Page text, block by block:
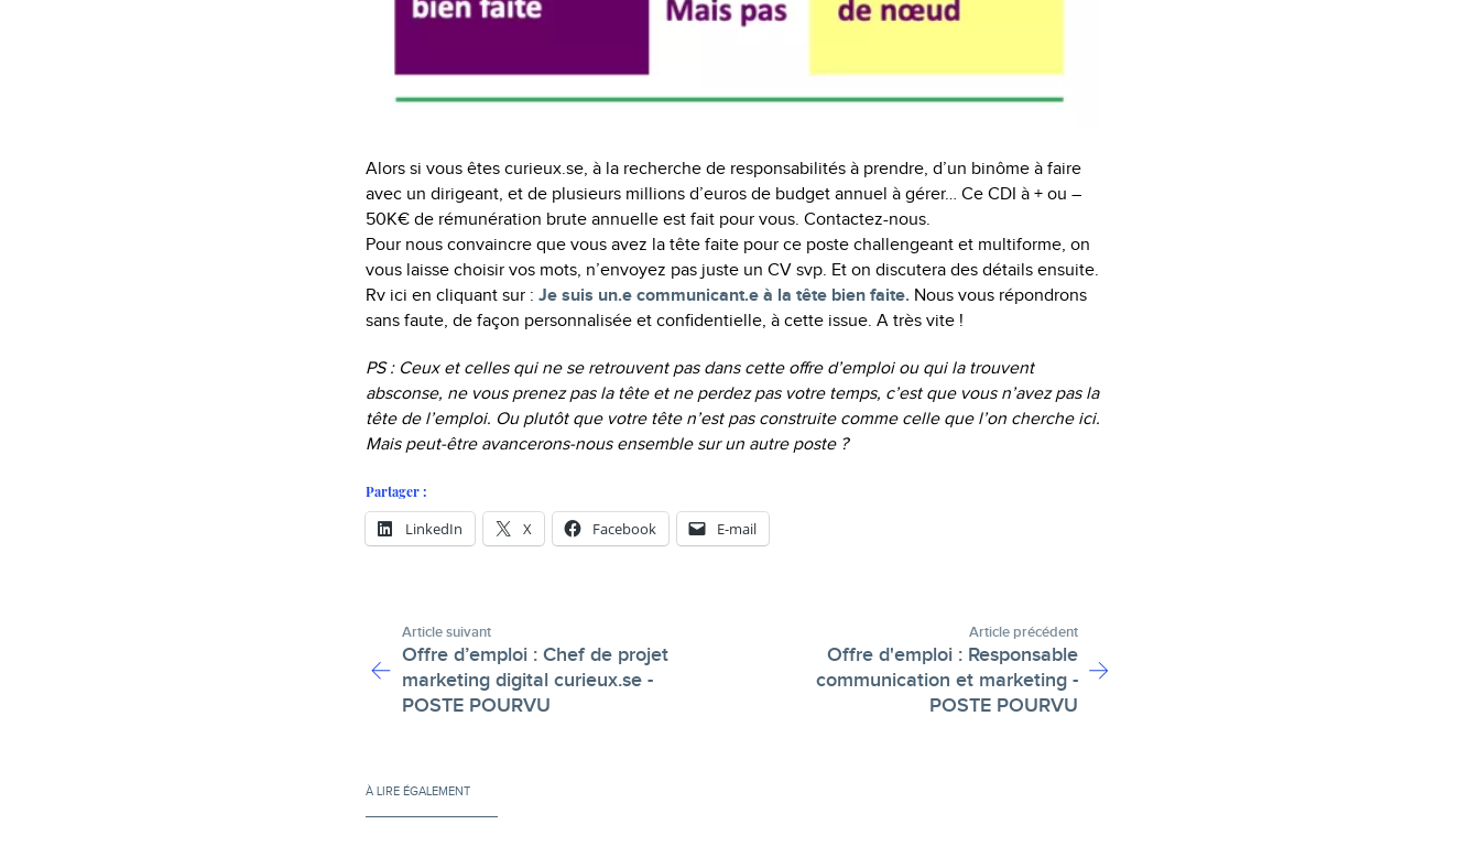
Alors si vous êtes curieux.se, à la recherche de responsabilités à prendre, d’un binôme à faire
avec un dirigeant, et de plusieurs millions d’euros de budget annuel à gérer… Ce CDI à + ou –
50K€ de rémunération brute annuelle est fait pour vous. Contactez-nous.
Pour nous convaincre que vous avez la tête faite pour ce poste challengeant et multiforme, on
vous laisse choisir vos mots, n’envoyez pas juste un CV svp. Et on discutera des détails ensuite.
Rv ici en cliquant sur : Je suis un.e communicant.e à la tête bien faite. Nous vous répondrons
sans faute, de façon personnalisée et confidentielle, à cette issue. A très vite !
PS : Ceux et celles qui ne se retrouvent pas dans cette offre d’emploi ou qui la trouvent
absconse, ne vous prenez pas la tête et ne perdez pas votre temps, c’est que vous n’avez pas la
tête de l’emploi. Ou plutôt que votre tête n’est pas construite comme celle que l’on cherche ici.
Mais peut-être avancerons-nous ensemble sur un autre poste ?
Partager :
LinkedIn X Facebook E-mail
Article suivant
Offre d’emploi : Chef de projet
marketing digital curieux.se -
POSTE POURVU
Article précédent
Offre d'emploi : Responsable
communication et marketing -
POSTE POURVU
À LIRE ÉGALEMENT